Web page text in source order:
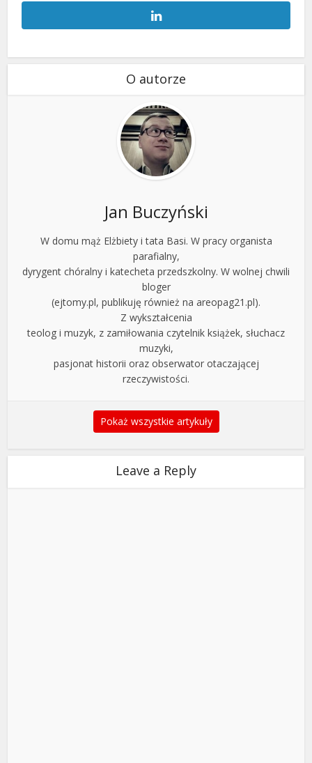
O autorze
Jan Buczyński
W domu mąż Elżbiety i tata Basi. W pracy organista
parafialny,
dyrygent chóralny i katecheta przedszkolny. W wolnej chwili
bloger
(ejtomy.pl, publikuję również na areopag21.pl).
Z wykształcenia
teolog i muzyk, z zamiłowania czytelnik książek, słuchacz
muzyki,
pasjonat historii oraz obserwator otaczającej
rzeczywistości.
Pokaż wszystkie artykuły
Leave a Reply